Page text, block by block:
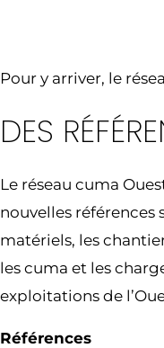
Pour y arriver, le
DES
Le réseau cuma
nouvelles références
matériels, les
les cuma et les
exploitations de
Références